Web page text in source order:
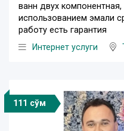
ванн двух
использованием эмали
работу есть гарантия
Интернет услуги
111 сўм